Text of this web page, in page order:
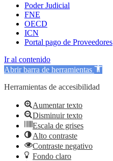
Poder Judicial
FNE
OECD
ICN
Portal pago de Proveedores
Ir al contenido
Abrir barra de herramientas
Herramientas de accesibilidad
Aumentar texto
Disminuir texto
Escala de grises
Alto contraste
Contraste negativo
Fondo claro